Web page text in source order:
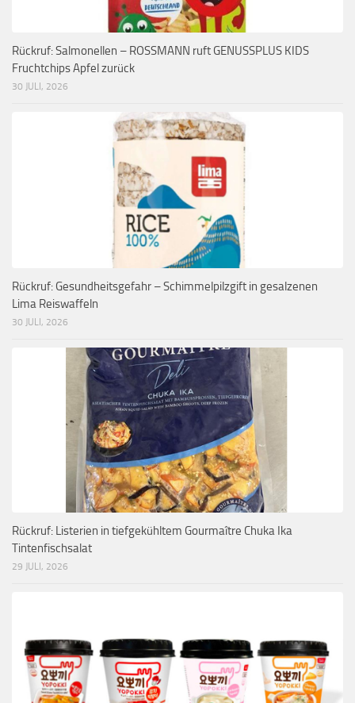
Rückruf: Salmonellen – ROSSMANN ruft GENUSSPLUS KIDS
Fruchtchips Apfel zurück
30 JULI, 2026
Rückruf: Gesundheitsgefahr – Schimmelpilzgift in gesalzenen
Lima Reiswaffeln
30 JULI, 2026
Rückruf: Listerien in tiefgekühltem Gourmaître Chuka Ika
Tintenfischsalat
29 JULI, 2026